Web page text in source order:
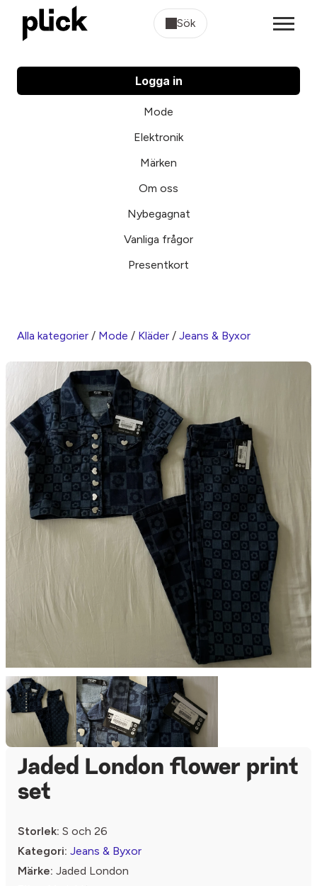
Sök
Logga in
Mode
Elektronik
Märken
Om oss
Nybegagnat
Vanliga frågor
Presentkort
Alla kategorier / Mode / Kläder / Jeans & Byxor
Jaded London flower print
set
Storlek: S och 26
Kategori: Jeans & Byxor
Märke: Jaded London